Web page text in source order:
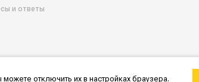
и ответы
отключить их в настройках браузера.